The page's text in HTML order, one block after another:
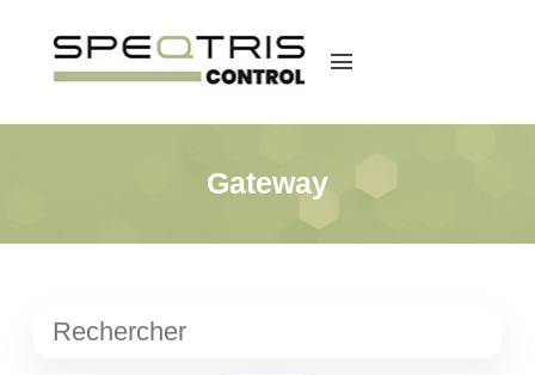
menu
Gateway